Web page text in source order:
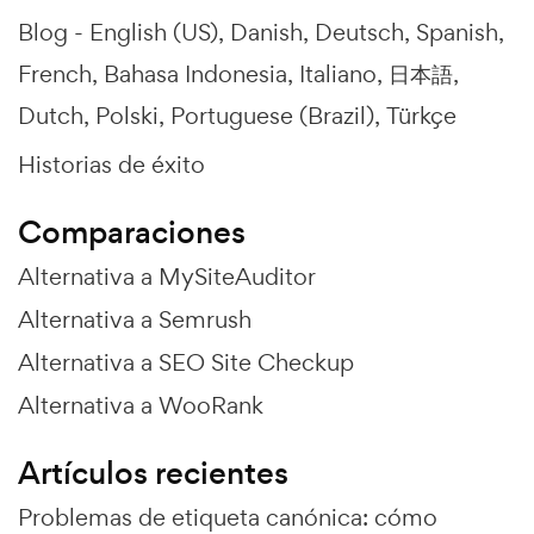
Blog - English (US) Danish Deutsch Spanish
French Bahasa Indonesia Italiano 日本語
Dutch Polski Portuguese (Brazil) Türkçe
Historias de éxito
Comparaciones
Alternativa a MySiteAuditor
Alternativa a Semrush
Alternativa a SEO Site Checkup
Alternativa a WooRank
Artículos recientes
Problemas de etiqueta canónica: cómo